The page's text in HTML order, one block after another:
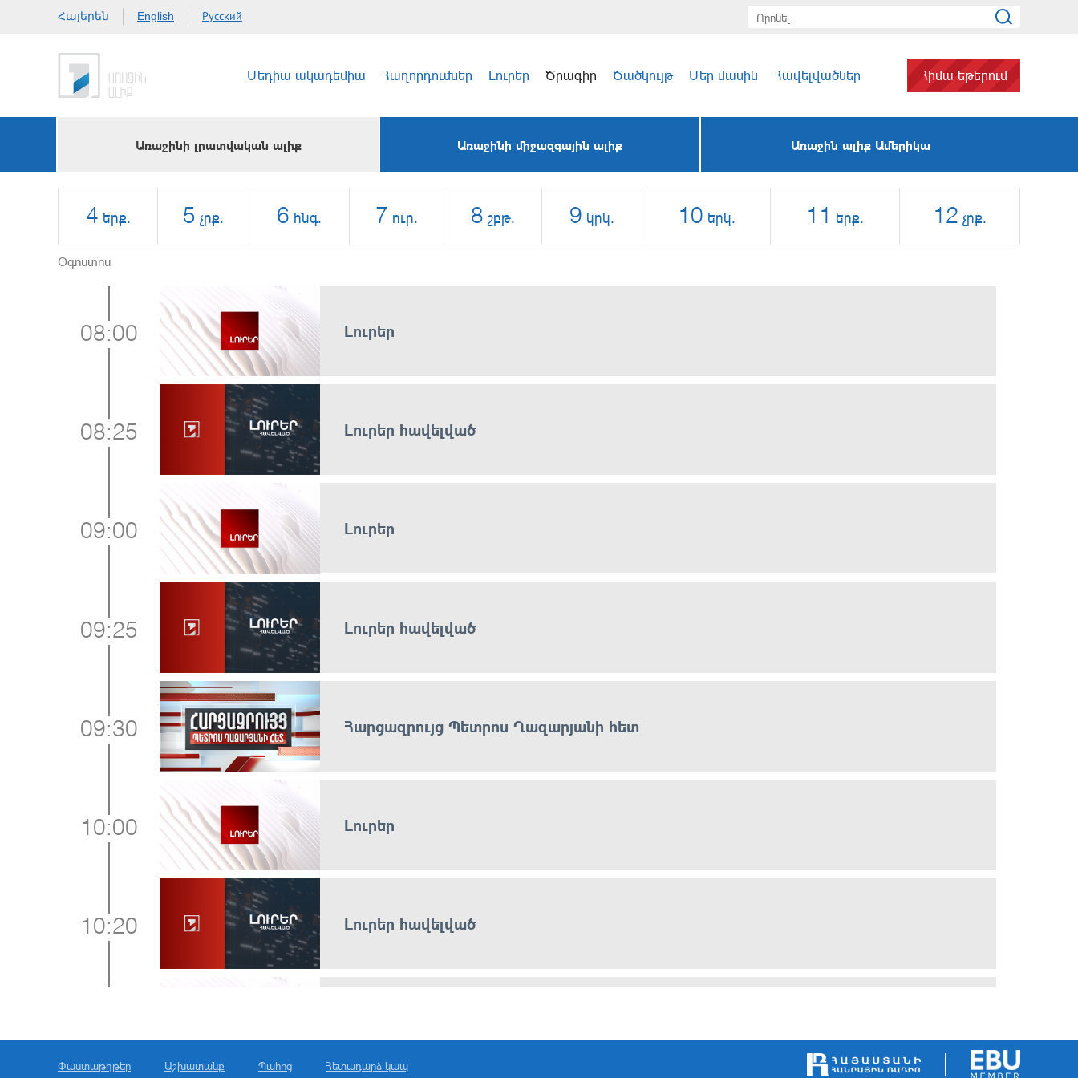
Հայերեն English Русский
Մեդիա ակադեմիա Հաղորդումներ Լուրեր Ծրագիր Ծածկույթ Մեր մասին Հավելվածներ Հիմա եթերում
Առաջինի լրատվական ալիք Առաջինի միջազգային ալիք Առաջին ալիք Ամերիկա
4 երք. 5 չրք. 6 հնգ. 7 ուր. 8 շբթ. 9 կրկ. 10 երկ. 11 երք. 12 չրք.
Օգոստոս
Լուրեր
08:00
Լուրեր հավելված
08:25
Լուրեր
09:00
Լուրեր հավելված
09:25
Հարցազրույց Պետրոս Ղազարյանի հետ
09:30
Լուրեր
10:00
Լուրեր հավելված
10:20
Փաստաթղթեր Աշխատանք Պահոց Հետադարձ կապ